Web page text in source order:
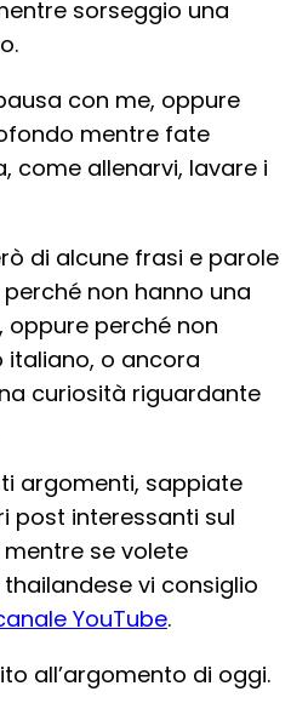
sorseggio una
con me, oppure
mentre fate
come allenarvi, lavare i
di alcune frasi e parole
non hanno una
perché non
italiano, o ancora
curiosità riguardante
argomenti, sappiate
post interessanti sul
se volete
vi consiglio
YouTube.
all’argomento di oggi.